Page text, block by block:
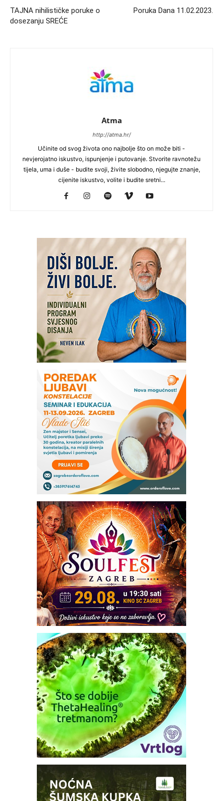
TAJNA nihilističke poruke o
dosezanju SREĆE
Poruka Dana 11.02.2023.
Atma
http://atma.hr/
Učinite od svog života ono najbolje što on može biti -
nevjerojatno iskustvo, ispunjenje i putovanje. Stvorite ravnotežu
tijela, uma i duše - budite svoji, živite slobodno, njegujte znanje,
cijenite iskustvo, volite i budite sretni...